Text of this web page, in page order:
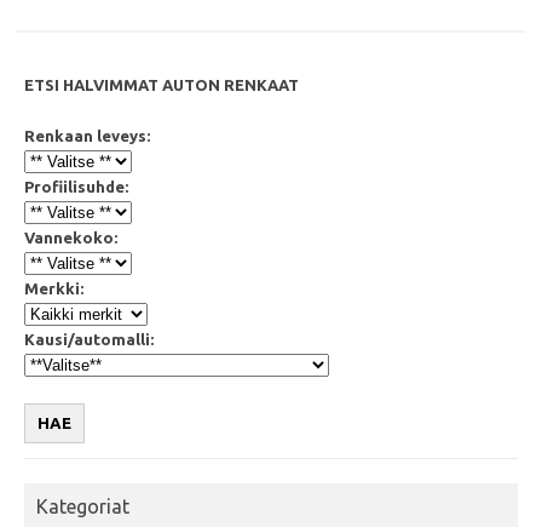
ETSI HALVIMMAT AUTON RENKAAT
Renkaan leveys:
Profiilisuhde:
Vannekoko:
Merkki:
Kausi/automalli:
HAE
Kategoriat